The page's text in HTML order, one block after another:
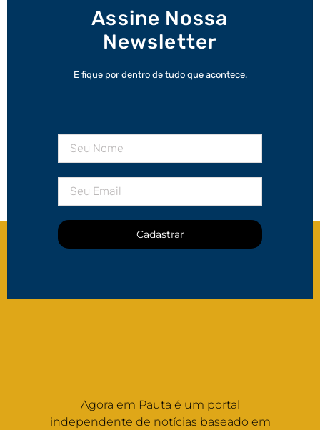
Assine Nossa
Newsletter
E fique por dentro de tudo que acontece.
Cadastrar
Agora em Pauta é um portal
independente de notícias baseado em